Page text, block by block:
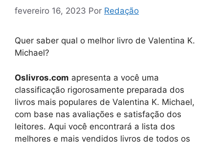
fevereiro 16, 2023 Por Redação
Quer saber qual o melhor livro de Valentina K.
Michael?
Oslivros.com apresenta a você uma
classificação rigorosamente preparada dos
livros mais populares de Valentina K. Michael,
com base nas avaliações e satisfação dos
leitores. Aqui você encontrará a lista dos
melhores e mais vendidos livros de todos os